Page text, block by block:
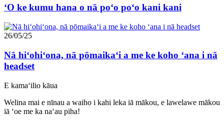
ʻO ke kumu hana o nā poʻo poʻo kani kani
26/05/25
Nā hiʻohiʻona, nā pōmaikaʻi a me ke koho ʻana i nā
headset
E kamaʻilio kāua
Welina mai e nīnau a waiho i kahi leka iā mākou, e lawelawe mākou
iā ʻoe me ka naʻau piha!